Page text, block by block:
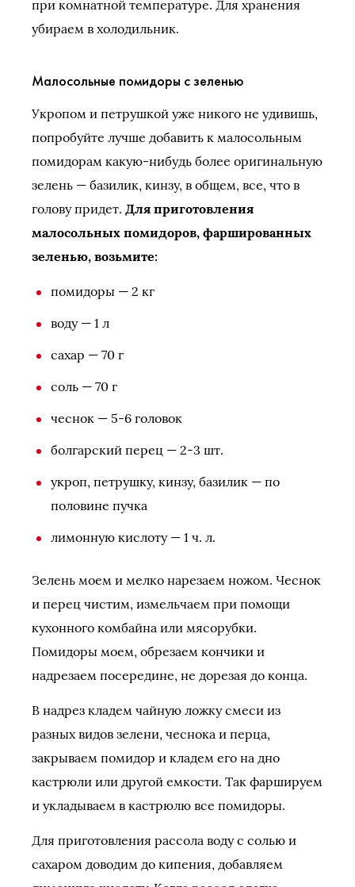
при комнатной температуре. Для хранения
убираем в холодильник.
Малосольные помидоры с зеленью
Укропом и петрушкой уже никого не удивишь,
попробуйте лучше добавить к малосольным
помидорам какую-нибудь более оригинальную
зелень — базилик, кинзу, в общем, все, что в
голову придет. Для приготовления
малосольных помидоров, фаршированных
зеленью, возьмите:
помидоры — 2 кг
воду — 1 л
сахар — 70 г
соль — 70 г
чеснок — 5-6 головок
болгарский перец — 2-3 шт.
укроп, петрушку, кинзу, базилик — по
половине пучка
лимонную кислоту — 1 ч. л.
Зелень моем и мелко нарезаем ножом. Чеснок
и перец чистим, измельчаем при помощи
кухонного комбайна или мясорубки.
Помидоры моем, обрезаем кончики и
надрезаем посередине, не дорезая до конца.
В надрез кладем чайную ложку смеси из
разных видов зелени, чеснока и перца,
закрываем помидор и кладем его на дно
кастрюли или другой емкости. Так фаршируем
и укладываем в кастрюлю все помидоры.
Для приготовления рассола воду с солью и
сахаром доводим до кипения, добавляем